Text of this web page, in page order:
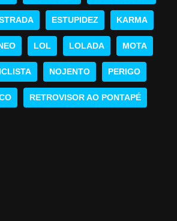
ESTUPIDEZ KARMA
LOL LOLADA MOTA
NOJENTO PERIGO
RETROVISOR AO PONTAPÉ